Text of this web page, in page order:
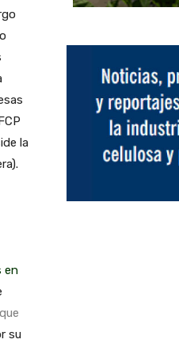
la
en
su